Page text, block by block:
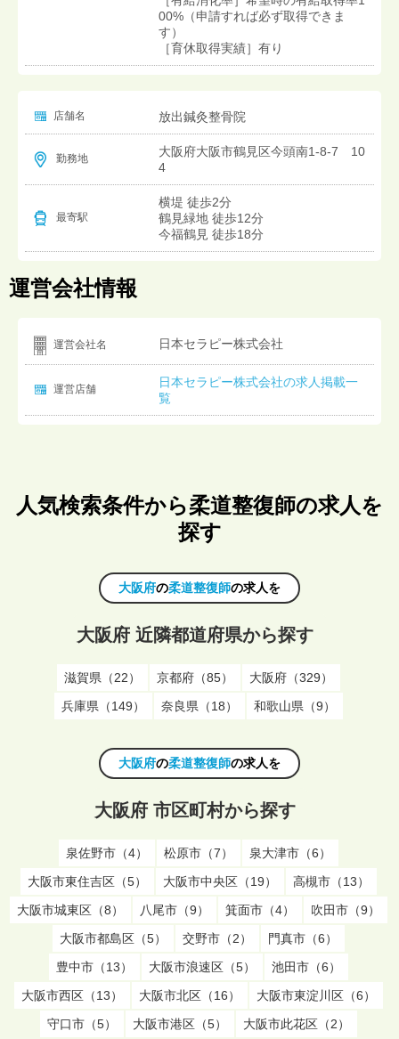
00%（申請すれば必ず取得できま
す）
［育休取得実績］有り
店舗名 放出鍼灸整骨院
勤務地
大阪府大阪市鶴見区今頭南1-8-7 10
4
最寄駅
横堤 徒歩2分
鶴見緑地 徒歩12分
今福鶴見 徒歩18分
運営会社情報
運営会社名 日本セラピー株式会社
運営店舗
日本セラピー株式会社の求人掲載一
覧
人気検索条件から柔道整復師の求人を
探す
大阪府の柔道整復師の求人を
大阪府 近隣都道府県から探す
滋賀県（22） 京都府（85）
大阪府（329）
兵庫県（149）
奈良県（18） 和歌山県（9）
大阪府の柔道整復師の求人を
大阪府 市区町村から探す
泉佐野市（4） 松原市（7）
泉大津市（6）
大阪市東住吉区（5）
大阪市中央区（19）
高槻市（13）
大阪市城東区（8）
八尾市（9） 箕面市（4）
吹田市（9）
大阪市都島区（5）
交野市（2）
門真市（6）
豊中市（13）
大阪市浪速区（5）
池田市（6）
大阪市西区（13）
大阪市北区（16）
大阪市東淀川区（6）
守口市（5）
大阪市港区（5）
大阪市此花区（2）